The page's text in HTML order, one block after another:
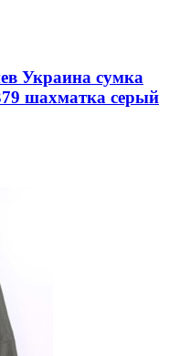
Украина сумка
шахматка серый